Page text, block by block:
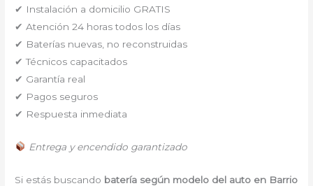
✔ Instalación a domicilio GRATIS
✔ Atención 24 horas todos los días
✔ Baterías nuevas, no reconstruidas
✔ Técnicos capacitados
✔ Garantía real
✔ Pagos seguros
✔ Respuesta inmediata
Entrega y encendido garantizado
Si estás buscando batería según modelo del auto en Barrio